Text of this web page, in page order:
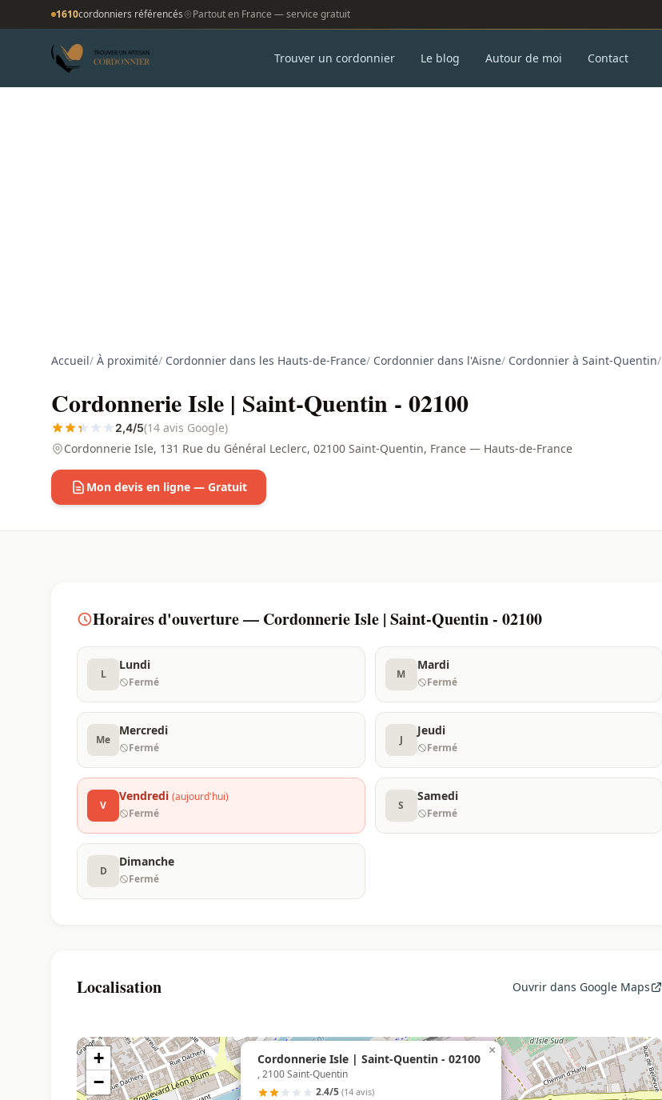
1610cordonniers référencés Partout en France — service gratuit
Trouver un cordonnier Le blog Autour de moi Contact
Accueil/ À proximité/ Cordonnier dans les Hauts-de-France/ Cordonnier dans l'Aisne/ Cordonnier à Saint-Quentin/
Cordonnerie Isle | Saint-Quentin - 02100
2,4/5(14 avis Google)
Cordonnerie Isle, 131 Rue du Général Leclerc, 02100 Saint-Quentin, France — Hauts-de-France
Mon devis en ligne — Gratuit
Horaires d'ouverture — Cordonnerie Isle | Saint-Quentin - 02100
L
Lundi
Fermé
M
Mardi
Fermé
Me
Mercredi
Fermé
J
Jeudi
Fermé
V
Vendredi (aujourd'hui)
Fermé
S
Samedi
Fermé
D
Dimanche
Fermé
Localisation Ouvrir dans Google Maps
Cordonnerie Isle | Saint-Quentin - 02100
, 2100 Saint-Quentin
2.4/5 (14 avis)
×
+
−